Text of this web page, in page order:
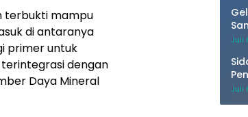
terbukti mampu
di antaranya
primer untuk
dengan
Daya Mineral
Juli
Juli